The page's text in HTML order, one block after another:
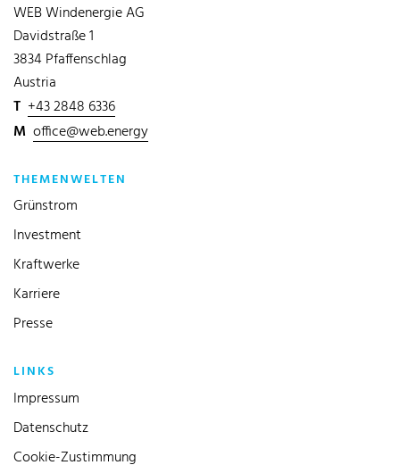
WEB Windenergie AG
Davidstraße 1
3834 Pfaffenschlag
Austria
T +43 2848 6336
M office@web.energy
THEMENWELTEN
Grünstrom
Investment
Kraftwerke
Karriere
Presse
LINKS
Impressum
Datenschutz
Cookie-Zustimmung